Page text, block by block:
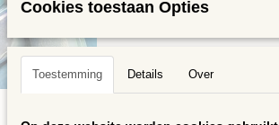
Cookies toestaan Opties
Toestemming Details Over
IN WINKELWAGEN
Bruto gewicht